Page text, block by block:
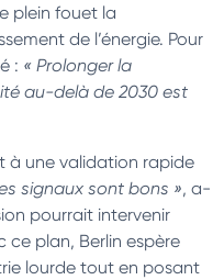
plein fouet la
de l’énergie. Pour
: « Prolonger la
au-delà de 2030 est
à une validation rapide
signaux sont bons », a-
pourrait intervenir
ce plan, Berlin espère
lourde tout en posant